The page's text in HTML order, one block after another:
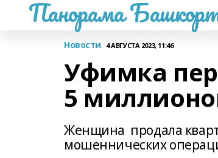
Панорама
Новости 4 АВГУСТА 2023, 11:46
Уфимка
5
Женщина продала
мошеннических